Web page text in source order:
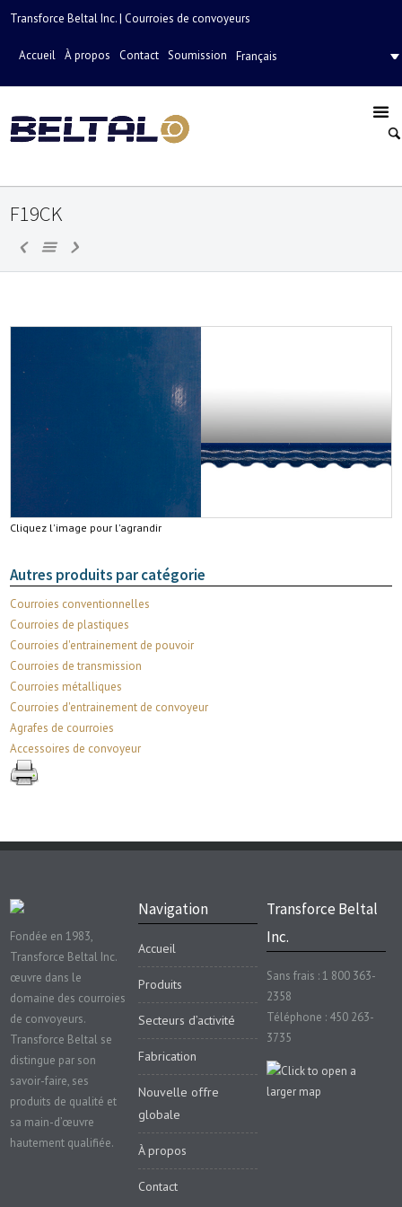
Transforce Beltal Inc. | Courroies de convoyeurs
Accueil À propos Contact Soumission Français
F19CK
Cliquez l'image pour l'agrandir
Autres produits par catégorie
Courroies conventionnelles
Courroies de plastiques
Courroies d'entrainement de pouvoir
Courroies de transmission
Courroies métalliques
Courroies d'entrainement de convoyeur
Agrafes de courroies
Accessoires de convoyeur
Fondée en 1983,
Transforce Beltal Inc.
œuvre dans le
domaine des courroies
de convoyeurs.
Transforce Beltal se
distingue par son
savoir-faire, ses
produits de qualité et
sa main-d’œuvre
hautement qualifiée.
Navigation
Accueil
Produits
Secteurs d’activité
Fabrication
Nouvelle offre
globale
À propos
Contact
Transforce Beltal
Inc.
Sans frais : 1 800 363-
2358
Téléphone : 450 263-
3735